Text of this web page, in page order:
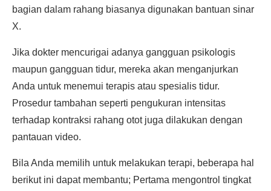
bagian dalam rahang biasanya digunakan bantuan sinar
X.
Jika dokter mencurigai adanya gangguan psikologis
maupun gangguan tidur, mereka akan menganjurkan
Anda untuk menemui terapis atau spesialis tidur.
Prosedur tambahan seperti pengukuran intensitas
terhadap kontraksi rahang otot juga dilakukan dengan
pantauan video.
Bila Anda memilih untuk melakukan terapi, beberapa hal
berikut ini dapat membantu; Pertama mengontrol tingkat